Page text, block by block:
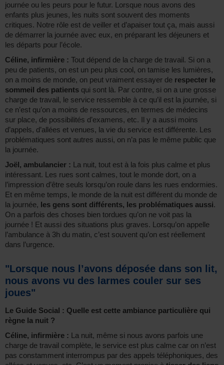
journée ou les peurs pour le futur. Lorsque nous avons des
enfants plus jeunes, les nuits sont souvent des moments
critiques. Notre rôle est de veiller et d’apaiser tout ça, mais aussi
de démarrer la journée avec eux, en préparant les déjeuners et
les départs pour l’école.
Céline, infirmière : Tout dépend de la charge de travail. Si on a
peu de patients, on est un peu plus cool, on tamise les lumières,
on a moins de monde, on peut vraiment essayer de respecter le
sommeil des patients qui sont là. Par contre, si on a une grosse
charge de travail, le service ressemble à ce qu’il est la journée, si
ce n’est qu’on a moins de ressources, en termes de médecins
sur place, de possibilités d’examens, etc. Il y a aussi moins
d’appels, d’allées et venues, la vie du service est différente. Les
problématiques sont autres aussi, on n’a pas le même public que
la journée.
Joël, ambulancier : La nuit, tout est à la fois plus calme et plus
intéressant. Les rues sont calmes, tout le monde dort, on a
l’impression d’être seuls lorsqu’on roule dans les rues endormies.
Et en même temps, le monde de la nuit est différent du monde de
la journée, les gens sont différents, les problématiques aussi.
On a parfois des choses bien tordues qu’on ne voit pas la
journée ! Et aussi des situations plus graves. Lorsqu’on appelle
l’ambulance à 3h du matin, c’est souvent qu’on est réellement
dans l’urgence.
"Lorsque nous l’avons déposée dans son lit,
nous avons vu des larmes couler sur ses
joues"
Le Guide Social : Quelle est cette ambiance particulière qui
règne la nuit ?
Céline, infirmière : La nuit, même si nous avons parfois une
charge de travail complète, le service est plus calme car on n’est
pas constamment interrompus par des appels téléphoniques, des